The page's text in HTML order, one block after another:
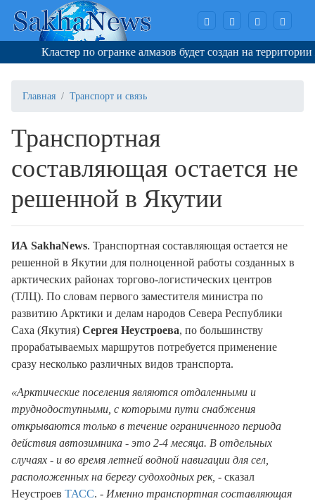
Кластер по огранке алмазов будет создан на территории
Главная Транспорт и связь
Транспортная
составляющая остается не
решенной в Якутии
ИА SakhaNews. Транспортная составляющая остается не
решенной в Якутии для полноценной работы созданных в
арктических районах торгово-логистических центров
(ТЛЦ). По словам первого заместителя министра по
развитию Арктики и делам народов Севера Республики
Саха (Якутия) Сергея Неустроева, по большинству
прорабатываемых маршрутов потребуется применение
сразу несколько различных видов транспорта.
«Арктические поселения являются отдаленными и
труднодоступными, с которыми пути снабжения
открываются только в течение ограниченного периода
действия автозимника - это 2-4 месяца. В отдельных
случаях - и во время летней водной навигации для сел,
расположенных на берегу судоходных рек, - сказал
Неустроев ТАСС. - Именно транспортная составляющая